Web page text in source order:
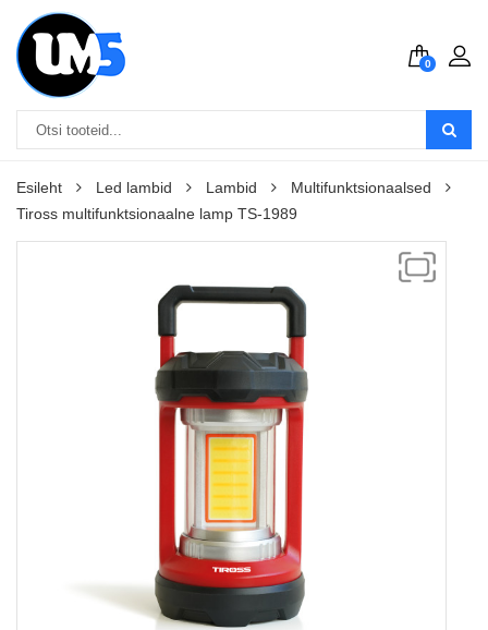
0
Esileht Led lambid Lambid
Multifunktsionaalsed
Tiross multifunktsionaalne lamp TS-1989